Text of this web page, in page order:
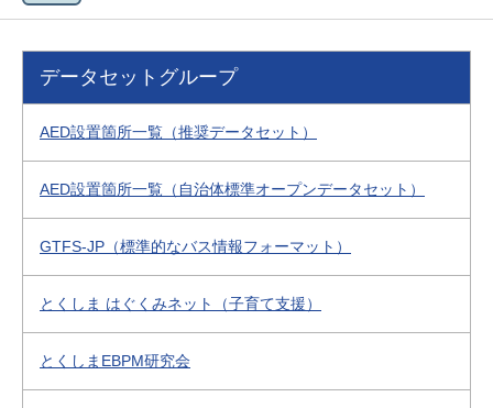
データセットグループ
AED設置箇所一覧（推奨データセット）
AED設置箇所一覧（自治体標準オープンデータセット）
GTFS-JP（標準的なバス情報フォーマット）
とくしま はぐくみネット（子育て支援）
とくしまEBPM研究会